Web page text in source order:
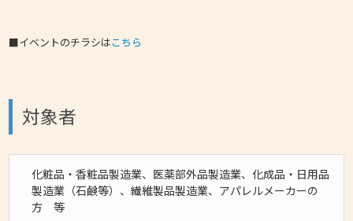
■イベントのチラシはこちら
対象者
化粧品・香粧品製造業、医薬部外品製造業、化成品・日用品
製造業（石鹸等）、繊維製品製造業、アパレルメーカーの
方 等